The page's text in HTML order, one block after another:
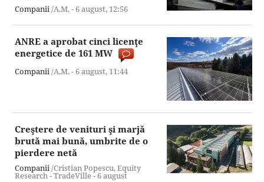
Companii /A.M. -6 august, 12:56
ANRE a aprobat cinci licenţe
energetice de 161 MW
Companii /A.M. -6 august, 11:44
Creştere de venituri şi marjă
brută mai bună, umbrite de o
pierdere netă
Companii/Cristian Popescu, Equity
Research - TradeVille -6 august